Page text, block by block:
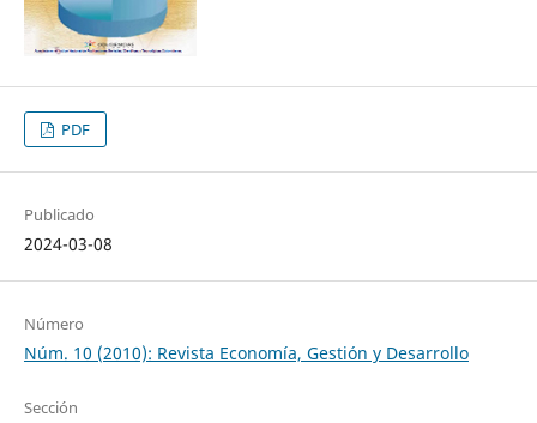
PDF
Publicado
2024-03-08
Número
Núm. 10 (2010): Revista Economía, Gestión y Desarrollo
Sección